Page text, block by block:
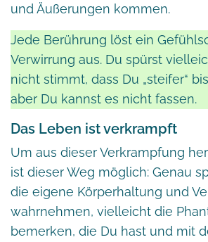
und Äußerungen kommen.
Jede Berührung löst ein
Verwirrung aus. Du spürst
nicht stimmt, dass Du „steifer“
aber Du kannst es nicht fassen.
Das Leben ist verkrampft
Um aus dieser Verkrampfung
ist dieser Weg möglich: Genau
die eigene Körperhaltung und
wahrnehmen, vielleicht die
bemerken, die Du hast und mit